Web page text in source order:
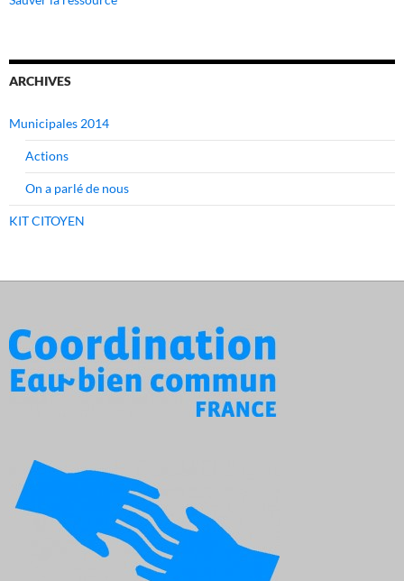
ARCHIVES
Municipales 2014
Actions
On a parlé de nous
KIT CITOYEN